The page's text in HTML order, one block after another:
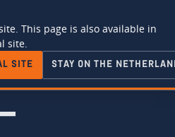
This page is also available in
site.
SITE STAY ON THE